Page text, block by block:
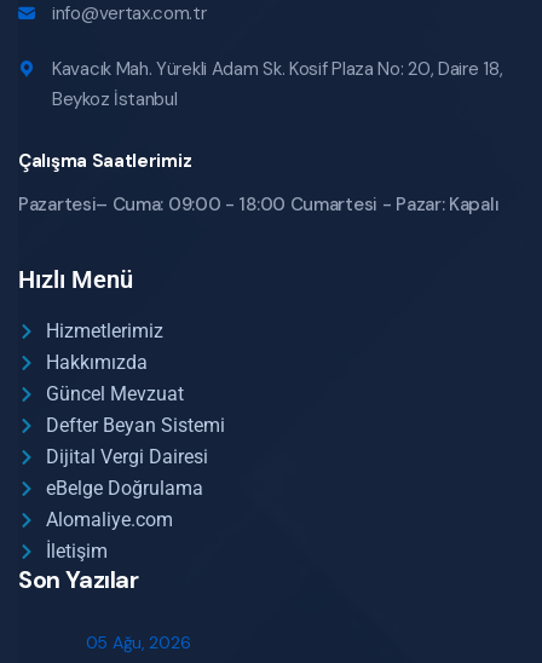
info@vertax.com.tr
Kavacık Mah. Yürekli Adam Sk. Kosif Plaza No: 20, Daire 18,
Beykoz İstanbul
Çalışma Saatlerimiz
Pazartesi– Cuma: 09:00 - 18:00 Cumartesi - Pazar: Kapalı
Hızlı Menü
Hizmetlerimiz
Hakkımızda
Güncel Mevzuat
Defter Beyan Sistemi
Dijital Vergi Dairesi
eBelge Doğrulama
Alomaliye.com
İletişim
Son Yazılar
05 Ağu, 2026